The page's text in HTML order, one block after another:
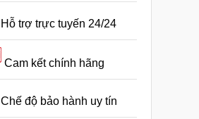
Hỗ trợ trực tuyến 24/24
Cam kết chính hãng
Chế độ bảo hành uy tín